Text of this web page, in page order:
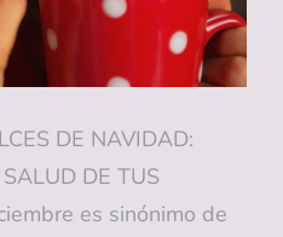
DE NAVIDAD:
DE TUS
es sinónimo de